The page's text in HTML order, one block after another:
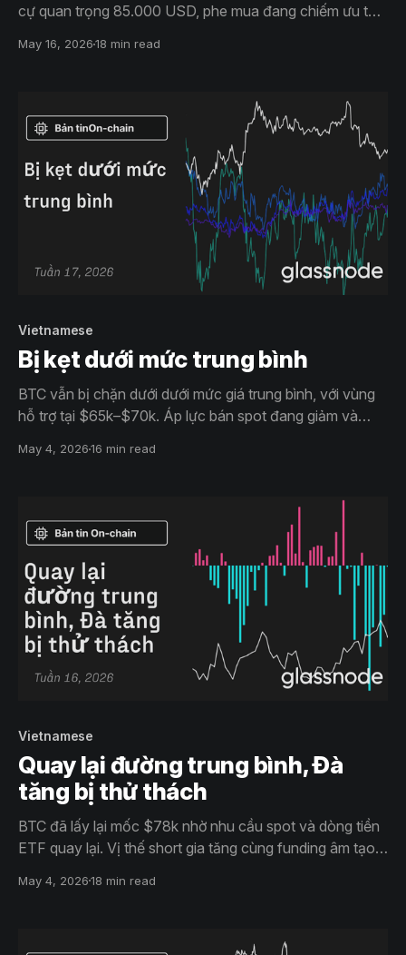
cự quan trọng 85.000 USD, phe mua đang chiếm ưu thế.
nhưng nguồn cung hiện có có thể hạn chế đà tăng nếu
May 16, 202618 min read
Vietnamese
Bị kẹt dưới mức trung bình
BTC vẫn bị chặn dưới dưới mức giá trung bình, với vùng
hỗ trợ tại $65k–$70k. Áp lực bán spot đang giảm và
short dày đặc tạo dư địa cho các cú thanh lý short trong
May 4, 202616 min read
Vietnamese
Quay lại đường trung bình, Đà
tăng bị thử thách
BTC đã lấy lại mốc $78k nhờ nhu cầu spot và dòng tiền
ETF quay lại. Vị thế short gia tăng cùng funding âm tạo
và biến động thấp cho thấy thị trường vẫn thận trọng,
May 4, 202618 min read